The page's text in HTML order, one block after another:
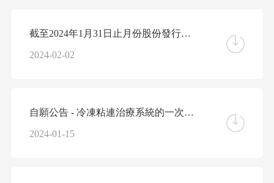
截至2024年1月31日止月份股份發行人的證券變動月報表
2024-02-02
自願公告 - 冷凍粘連治療系統的一次性使用冷凍探頭獲得國家藥監局批文
2024-01-15